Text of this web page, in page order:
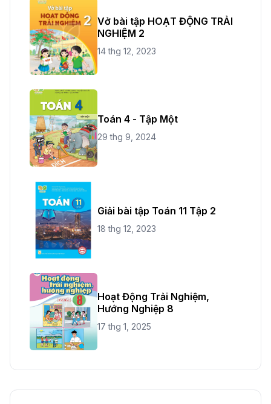
Vở bài tập HOẠT ĐỘNG TRẢI
NGHIỆM 2
14 thg 12, 2023
Toán 4 - Tập Một
29 thg 9, 2024
Giải bài tập Toán 11 Tập 2
18 thg 12, 2023
Hoạt Động Trải Nghiệm,
Hướng Nghiệp 8
17 thg 1, 2025